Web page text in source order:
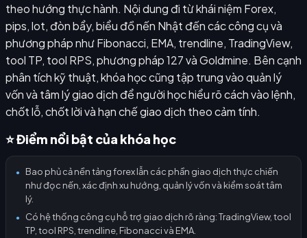
theo hướng thực hành. Nội dung đi từ khái niệm Forex,
pips, lot, đòn bẩy, biểu đồ nến Nhật đến các công cụ và
phương pháp như Fibonacci, EMA, trendline, TradingView,
tool TP, tool RPS, phương pháp 127 và Goldmine. Bên cạnh
phân tích kỹ thuật, khóa học cũng tập trung vào quản lý
vốn và tâm lý giao dịch để người học hiểu rõ cách vào lệnh,
chốt lỗ, chốt lời và hạn chế giao dịch theo cảm tính.
⭐ Điểm nổi bật của khóa học
●
Bao phủ cả nền tảng forex lẫn các phần giao dịch thực chiến
như đọc nến, xác định xu hướng, quản lý vốn và kiểm soát tâm
lý.
●
Có hệ thống công cụ hỗ trợ giao dịch rõ ràng: TradingView, tool
TP, tool RPS, trendline, Fibonacci và EMA.